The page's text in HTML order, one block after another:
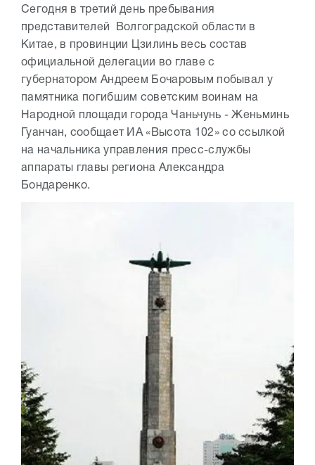
Сегодня в третий день пребывания
представителей Волгоградской области в
Китае, в провинции Цзилинь весь состав
официальной делегации во главе с
губернатором Андреем Бочаровым побывал у
памятника погибшим советским воинам на
Народной площади города Чаньчунь - Женьминь
Гуанчан, сообщает ИА «Высота 102» со ссылкой
на начальника управления пресс-службы
аппараты главы региона Александра
Бондаренко.